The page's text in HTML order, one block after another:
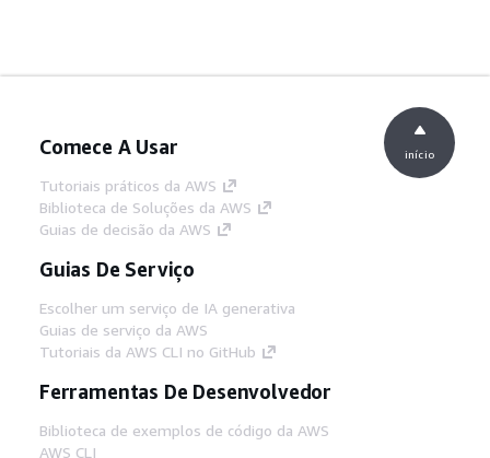
Comece A Usar
Tutoriais práticos da AWS
Biblioteca de Soluções da AWS
Guias de decisão da AWS
Guias De Serviço
Escolher um serviço de IA generativa
Guias de serviço da AWS
Tutoriais da AWS CLI no GitHub
Ferramentas De Desenvolvedor
Biblioteca de exemplos de código da AWS
AWS CLI
início